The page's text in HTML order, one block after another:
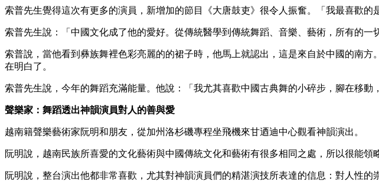
索普先生覺得這次有更多的演員，新增加的節目《大唐鼓吏》很令人振奮。「我最喜歡
索普先生說：「中國文化成了他的愛好。從傳統醫學到傳統舞蹈、音樂、藝術，所有的一
索普說，當他看到彝族舞裡色彩亮麗的的裙子時，他馬上就認出，這是來自於中國的南
在明白了。
索普先生說，今年的舞蹈充滿能量。他說：「我尤其喜歡中國古典舞的小碎步，腳在移動
聲樂家：舞蹈透出神韻演員對人的善與愛
越南籍聲樂藝術家阮明和朋友，從加州洛杉磯專程坐飛機來甘迺迪中心觀看神韻演出。
阮明說，越南民族所喜愛的文化藝術與中國傳統文化和藝術有很多相同之處，所以很能領
阮明說，整台演出他都非常喜歡，尤其對神韻演員們的精湛演技所表達的信息：對人性的